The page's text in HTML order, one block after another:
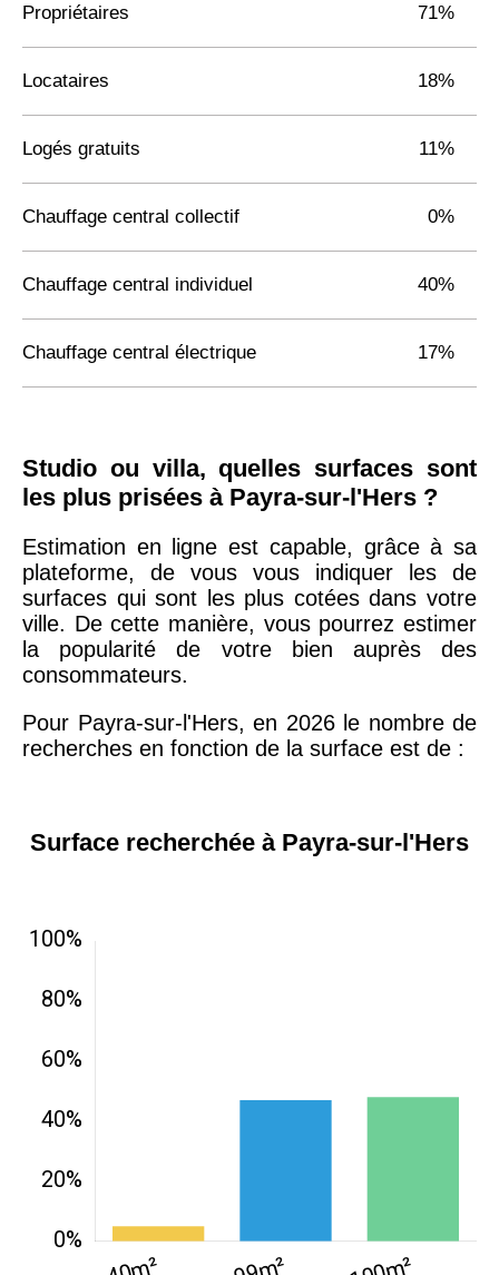
Propriétaires 71%
Locataires 18%
Logés gratuits 11%
Chauffage central collectif 0%
Chauffage central individuel 40%
Chauffage central électrique 17%
Studio ou villa, quelles surfaces sont
les plus prisées à Payra-sur-l'Hers ?
Estimation en ligne est capable, grâce à sa
plateforme, de vous vous indiquer les de
surfaces qui sont les plus cotées dans votre
ville. De cette manière, vous pourrez estimer
la popularité de votre bien auprès des
consommateurs.
Pour Payra-sur-l'Hers, en 2026 le nombre de
recherches en fonction de la surface est de :
Surface recherchée à Payra-sur-l'Hers